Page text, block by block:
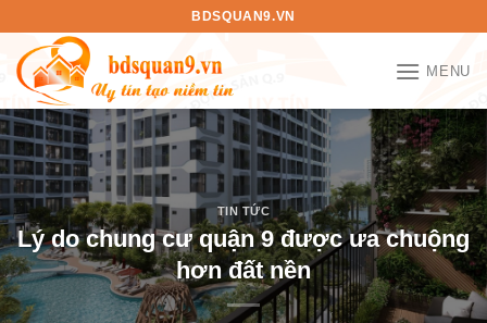
nội
dung
BDSQUAN9.VN
MENU
TIN TỨC
Lý do chung cư quận 9 được ưa chuộng
hơn đất nền